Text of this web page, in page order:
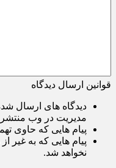
قوانین ارسال دیدگاه
دیدگاه های ارسال
مدیریت در وب
پیام هایی که حاوی
پیام هایی که به غیر
نخواهد شد.